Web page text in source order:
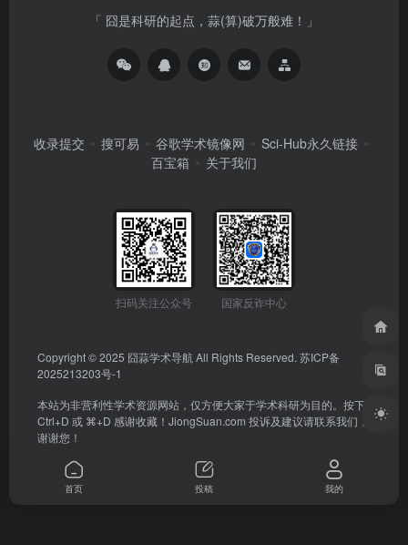
「 囧是科研的起点，蒜(算)破万般难！」
收录提交 搜可易 谷歌学术镜像网
Sci-Hub永久链接
百宝箱
关于我们
扫码关注公众号 国家反诈中心
Copyright © 2025 囧蒜学术导航 All Rights Reserved. 苏ICP备
2025213203号-1
本站为非营利性学术资源网站，仅方便大家于学术科研为目的。按下
Ctrl+D 或 ⌘+D 感谢收藏！ JiongSuan.com 投诉及建议请联系我们，
谢谢您！
首页 投稿 我的